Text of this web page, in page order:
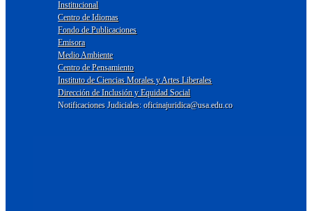
Institucional
Centro de Idiomas
Fondo de Publicaciones
Emisora
Medio Ambiente
Centro de Pensamiento
Instituto de Ciencias Morales y Artes Liberales
Dirección de Inclusión y Equidad Social
Notificaciones Judiciales: oficinajuridica@usa.edu.co